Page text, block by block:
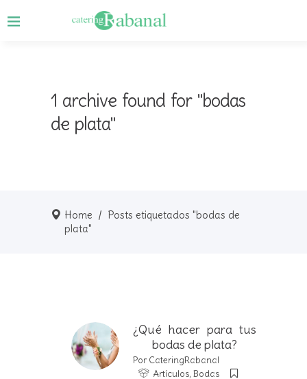
1 archive found for "bodas
de plata"
Home / Posts etiquetados "bodas de
plata"
¿Qué hacer para tus
bodas de plata?
Por CateringRabanal
Artículos, Bodas